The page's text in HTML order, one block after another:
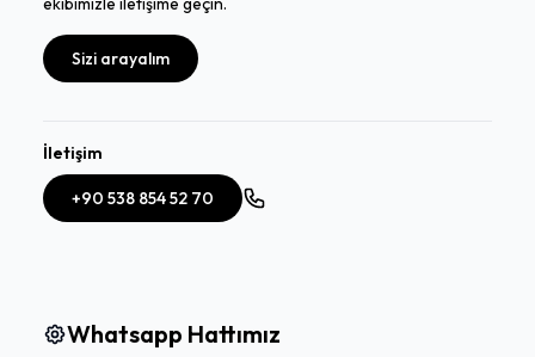
Sizi arayalım
İletişim
+90 538 854 52 70
Whatsapp Hattımız